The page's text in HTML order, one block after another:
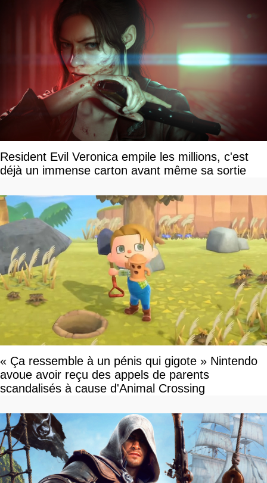
Resident Evil Veronica empile les millions, c'est
déjà un immense carton avant même sa sortie
« Ça ressemble à un pénis qui gigote » Nintendo
avoue avoir reçu des appels de parents
scandalisés à cause d'Animal Crossing